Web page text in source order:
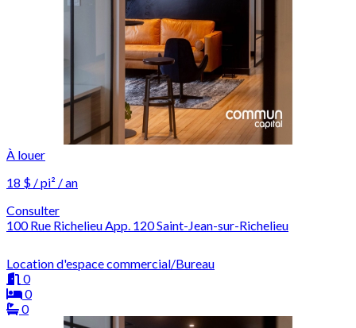
À louer
18 $ / pi² / an
Consulter
100 Rue Richelieu App. 120 Saint-Jean-sur-Richelieu
Location d'espace commercial/Bureau
0
0
0